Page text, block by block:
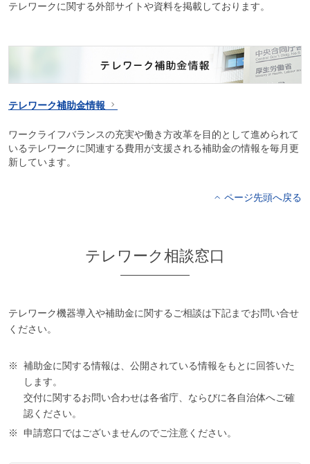
テレワークに関する外部サイトや資料を掲載しております。
テレワーク補助金情報
ワークライフバランスの充実や働き方改革を目的として進められて
いるテレワークに関連する費用が支援される補助金の情報を毎月更
新しています。
ページ先頭へ戻る
テレワーク相談窓口
テレワーク機器導入や補助金に関するご相談は下記までお問い合せ
ください。
補助金に関する情報は、公開されている情報をもとに回答いた
します。
交付に関するお問い合わせは各省庁、ならびに各自治体へご確
認ください。
申請窓口ではございませんのでご注意ください。